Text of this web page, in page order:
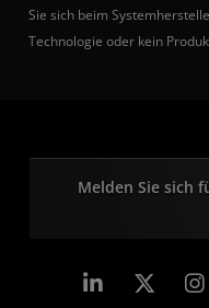
Sie sich beim
Technologie oder kein
Melden Sie sich
LinkedIn